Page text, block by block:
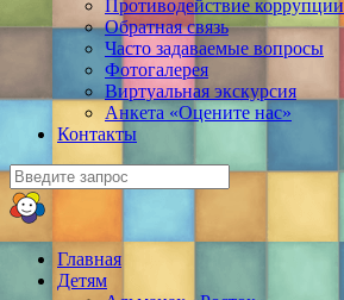
Противодействие коррупции
Обратная связь
Часто задаваемые вопросы
Фотогалерея
Виртуальная экскурсия
Анкета «Оцените нас»
Контакты
Главная
Детям